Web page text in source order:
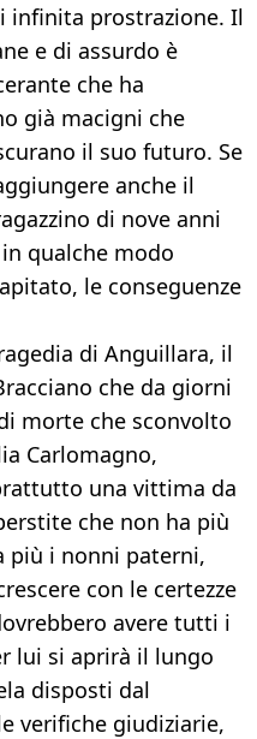
infinita prostrazione. Il
e di assurdo è
che ha
già macigni che
il suo futuro. Se
anche il
di nove anni
qualche modo
le conseguenze
di Anguillara, il
che da giorni
morte che sconvolto
Carlomagno,
una vittima da
che non ha più
più i nonni paterni,
con le certezze
avere tutti i
lui si aprirà il lungo
disposti dal
verifiche giudiziarie,